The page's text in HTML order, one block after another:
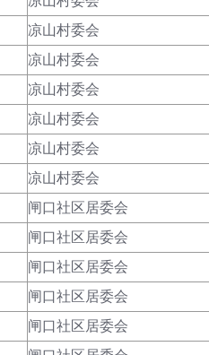
凉山村委会
凉山村委会
凉山村委会
凉山村委会
凉山村委会
凉山村委会
闸口社区居委会
闸口社区居委会
闸口社区居委会
闸口社区居委会
闸口社区居委会